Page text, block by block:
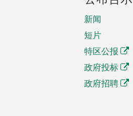
新闻
短片
特区公报
政府投标
政府招聘